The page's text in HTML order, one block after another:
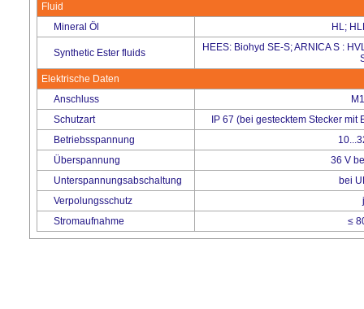
Fluid
Mineral Öl
HL;
Synthetic Ester fluids
HEES: Biohyd SE-S; ARNICA S :
Elektrische Daten
Anschluss
Schutzart
IP 67 (bei gestecktem Stecker
Betriebsspannung
Überspannung
36 V
Unterspannungsabschaltung
bei
Verpolungsschutz
Stromaufnahme
≤